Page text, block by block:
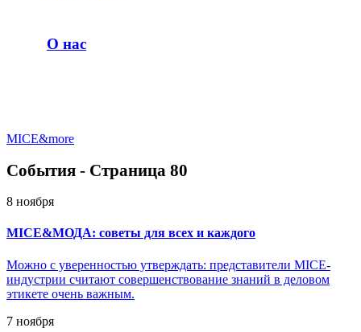
О нас
MICE&more
События - Страница 80
8 ноября
MICE&МОДА: советы для всех и каждого
Можно с уверенностью утверждать: представители MICE-
индустрии считают совершенствование знаний в деловом
этикете очень важным.
7 ноября